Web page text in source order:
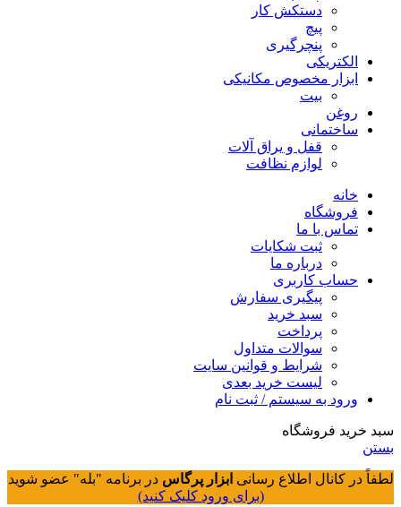
دستکش کار
پیچ
پنچرگیری
الکتریکی
ابزار مخصوص مکانیکی
بیت
روغن
ساختمانی
قفل و یراق آلات
لوازم نظافت
خانه
فروشگاه
تماس با ما
ثبت شکایات
درباره ما
حساب کاربری
پیگیری سفارش
سبد خرید
پرداخت
سوالات متداول
شرایط و قوانین سایت
لیست خرید بعدی
ورود به سیستم / ثبت نام
سبد خرید فروشگاه
بستن
لطفاً در کانال اطلاع رسانی ابزار پرگاس در برنامه "بله" عضو شوید
(برای ورود کلیک کنید)